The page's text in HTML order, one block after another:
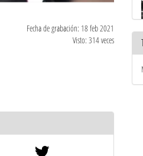
Fecha de grabación: 18 feb 2021
Visto: 314 veces